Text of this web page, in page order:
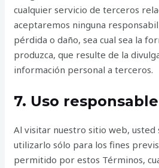
cualquier servicio de terceros
aceptaremos ninguna
pérdida o daño, sea cual sea la
produzca, que resulte de la
información personal a terceros.
7. Uso responsable
Al visitar nuestro sitio web, usted
utilizarlo sólo para los fines
permitido por estos Términos,